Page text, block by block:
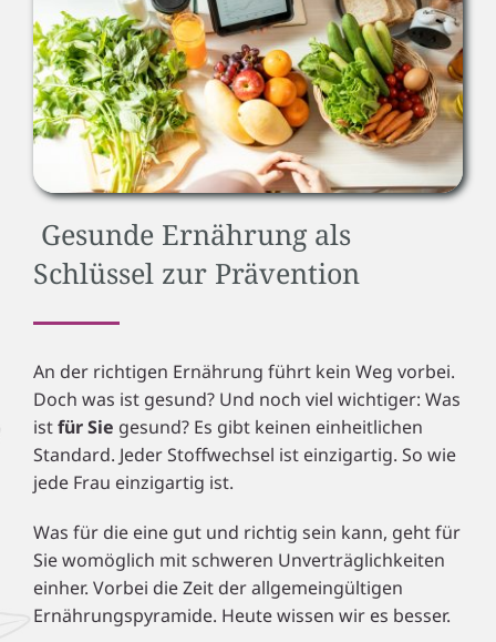
Gesunde Ernährung als
Schlüssel zur Prävention
An der richtigen Ernährung führt kein Weg vorbei.
Doch was ist gesund? Und noch viel wichtiger: Was
istfür Sie gesund? Es gibt keinen einheitlichen
Standard. Jeder Stoffwechsel ist einzigartig. So wie
jede Frau einzigartig ist.
Was für die eine gut und richtig sein kann, geht für
Sie womöglich mit schweren Unverträglichkeiten
einher. Vorbei die Zeit der allgemeingültigen
Ernährungspyramide. Heute wissen wir es besser.